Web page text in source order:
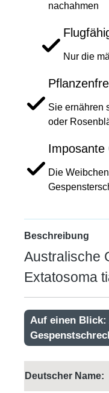
nachahmen
Nur die
Sie ernähren
oder
Imposante
Die
Beschreibung
Australische
Extatosoma
Auf einen
Deutscher Name: